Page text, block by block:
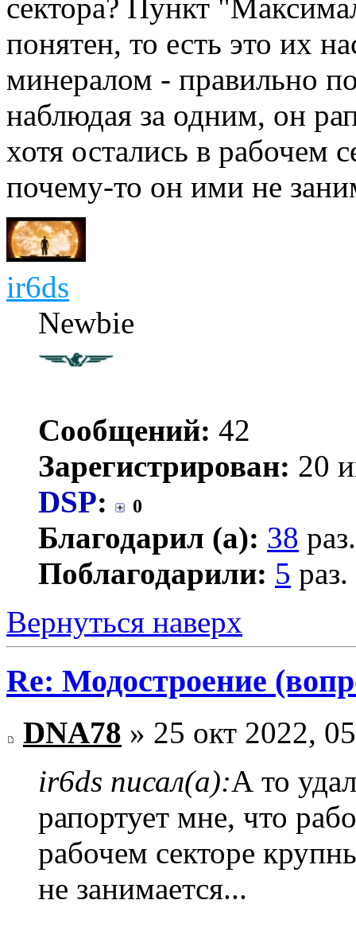
сектора? Пункт
понятен, то есть это их
минералом - правильно
наблюдая за одним, он
хотя остались в рабочем
почему-то он ими не
ir6ds
Newbie
Сообщений: 42
Зарегистрирован: 20
DSP: 0
Благодарил (а): 38 раз.
Поблагодарили: 5 раз.
Вернуться наверх
Re: Модостроение
DNA78 » 25 окт 2022,
ir6ds писал(а):А то
рапортует мне, что
рабочем секторе
не занимается...